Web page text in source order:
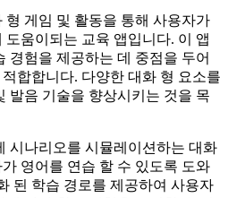
형 게임 및 활동을 통해 사용자가
움이되는 교육 앱입니다. 이 앱
경험을 제공하는 데 중점을 두어
합합니다. 다양한 대화 형 요소를
발음 기술을 향상시키는 것을 목
시나리오를 시뮬레이션하는 대화
영어를 연습 할 수 있도록 도와
된 학습 경로를 제공하여 사용자